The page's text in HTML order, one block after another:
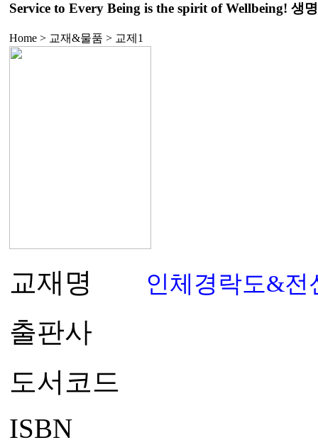
Service to Every Being is the spirit of Wellbeing! 생
Home > 교재&물품 > 교제1
교재명 인체경락도&전
출판사
도서코드
ISBN